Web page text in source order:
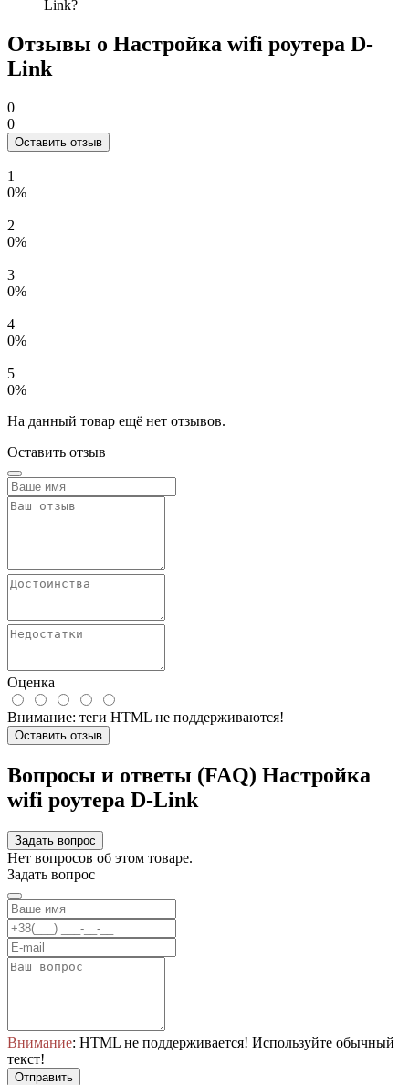
Link?
Отзывы о Настройка wifi роутера D-
Link
0
0
Оставить отзыв
1
0%
2
0%
3
0%
4
0%
5
0%
На данный товар ещё нет отзывов.
Оставить отзыв
Оценка
Внимание: теги HTML не поддерживаются!
Оставить отзыв
Вопросы и ответы (FAQ) Настройка
wifi роутера D-Link
Задать вопрос
Нет вопросов об этом товаре.
Задать вопрос
Внимание: HTML не поддерживается! Используйте обычный
текст!
Отправить